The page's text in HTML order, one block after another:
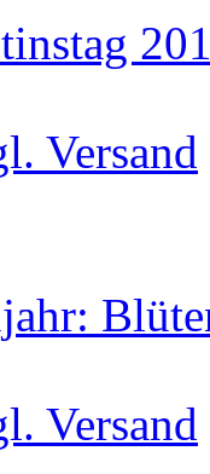
Versand
Versand